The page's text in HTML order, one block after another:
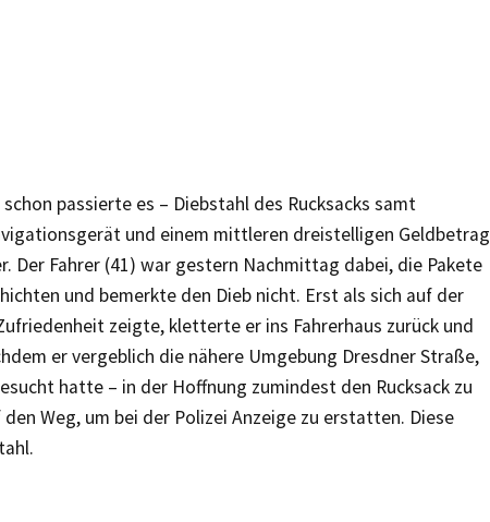
passierte es – Diebstahl des Rucksacks samt
und einem mittleren dreistelligen Geldbetrag
Der Fahrer (41) war gestern Nachmittag dabei, die Pakete
und bemerkte den Dieb nicht. Erst als sich auf der
zeigte, kletterte er ins Fahrerhaus zurück und
er vergeblich die nähere Umgebung Dresdner Straße,
hatte – in der Hoffnung zumindest den Rucksack zu
Weg, um bei der Polizei Anzeige zu erstatten. Diese